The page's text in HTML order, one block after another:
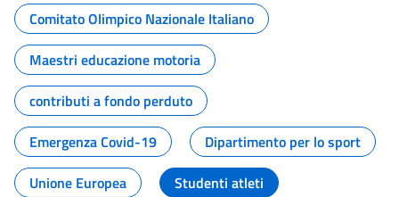
Comitato Olimpico Nazionale Italiano
Maestri educazione motoria
contributi a fondo perduto
Emergenza Covid-19
Dipartimento per lo sport
Unione Europea
Studenti atleti